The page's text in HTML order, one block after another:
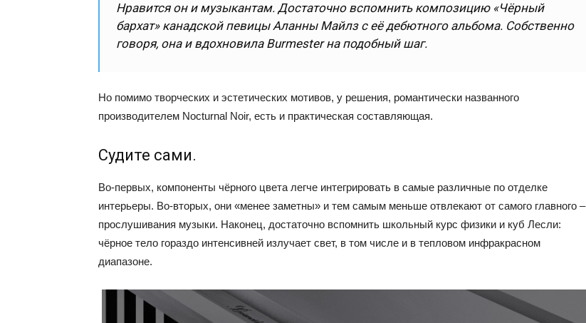
Нравится он и музыкантам. Достаточно вспомнить композицию «Чёрный
бархат» канадской певицы Аланны Майлз с её дебютного альбома. Собственно
говоря, она и вдохновила Burmester на подобный шаг.
Но помимо творческих и эстетических мотивов, у решения, романтически названного
производителем Nocturnal Noir, есть и практическая составляющая.
Судите сами.
Во-первых, компоненты чёрного цвета легче интегрировать в самые различные по отделке
интерьеры. Во-вторых, они «менее заметны» и тем самым меньше отвлекают от самого главного –
прослушивания музыки. Наконец, достаточно вспомнить школьный курс физики и куб Лесли:
чёрное тело гораздо интенсивней излучает свет, в том числе и в тепловом инфракрасном
диапазоне.